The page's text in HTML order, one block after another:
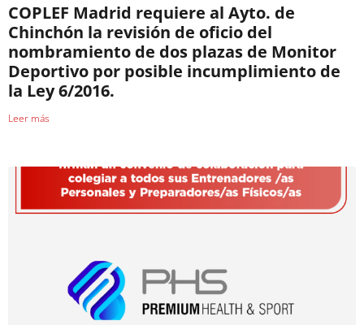
COPLEF Madrid requiere al Ayto. de
Chinchón la revisión de oficio del
nombramiento de dos plazas de Monitor
Deportivo por posible incumplimiento de
la Ley 6/2016.
Leer más